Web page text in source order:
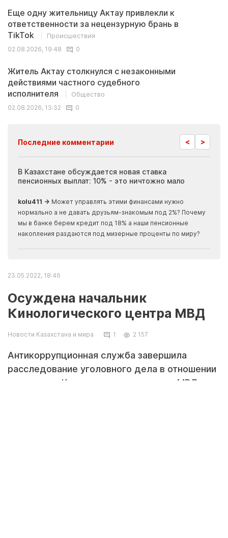
Еще одну жительницу Актау привлекли к
ответственности за нецензурную брань в
TikTok
Происшествия
02.08.2026, 19:48
0
Житель Актау столкнулся с незаконными
действиями частного судебного
исполнителя
Общество
02.08.2026, 13:32
0
Последние комментарии < >
В Казахстане обсуждается новая ставка
пенсионных выплат: 10% - это ничтожно мало
kolu411 → Может управлять этими финансами нужно
нормально а не давать друзьям-знакомым под 2%? Почему
мы в банке берем кредит под 18% а наши пенсионные
накопления раздаются под мизерные проценты по миру?
23.05.2022, 18:46
Осуждена начальник
Кинологического центра МВД
Новости Казахстана и мира 1 2 157
Антикоррупционная служба завершила
расследование уголовного дела в отношении
начальника Кинологического центра МВД